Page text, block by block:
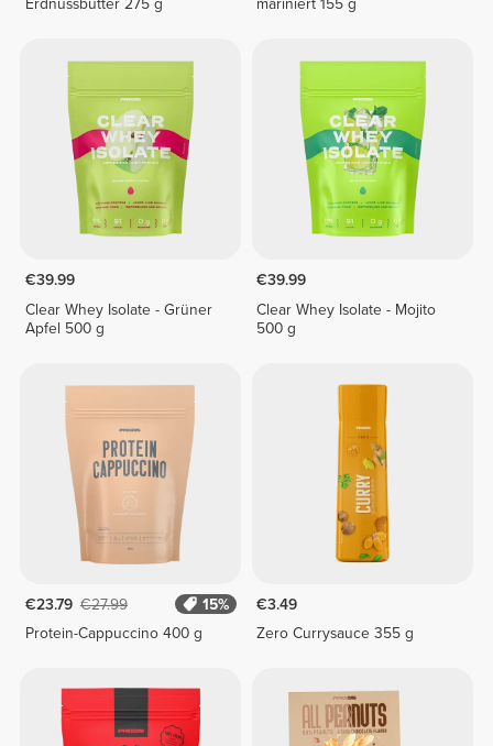
Erdnussbutter 275 g
mariniert 155 g
€39.99
Clear Whey Isolate - Grüner
Apfel 500 g
€39.99
Clear Whey Isolate - Mojito
500 g
€23.79 €27.99
15%
Protein-Cappuccino 400 g
€3.49
Zero Currysauce 355 g